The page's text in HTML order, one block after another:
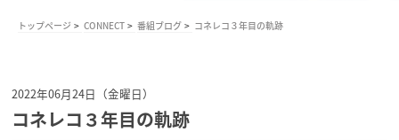
トップページ CONNECT 番組ブログ コネレコ３年目の軌跡
2022年06月24日（金曜日）
コネレコ３年目の軌跡